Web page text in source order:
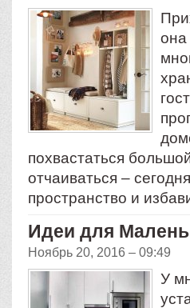
она
похвастаться
отчаиваться –
пространство и
Идеи для
Ноябрь 20, 2016 – 09:49
У